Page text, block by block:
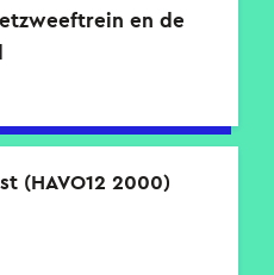
en de
(HAVO12 2000)